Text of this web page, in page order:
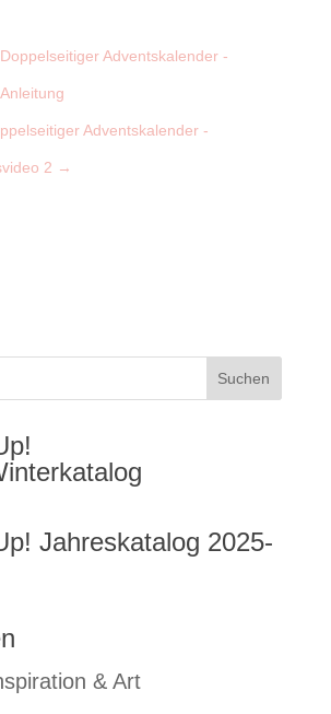
Adventskalender -
Adventskalender -
2 →
Jahreskatalog 2025-
& Art